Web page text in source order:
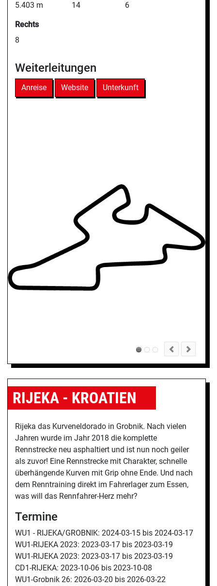
5.403 m 14 6
Rechts
8
Weiterleitungen
Anreise Website Unterkunft
RIJEKA - KROATIEN
Rijeka das Kurveneldorado in Grobnik. Nach vielen
Jahren wurde im Jahr 2018 die komplette
Rennstrecke neu asphaltiert und ist nun noch geiler
als zuvor! Eine Rennstrecke mit Charakter, schnelle
überhängende Kurven mit Grip ohne Ende. Und nach
dem Renntraining direkt im Fahrerlager zum Essen,
was will das Rennfahrer-Herz mehr?
Termine
WU1 - RIJEKA/GROBNIK: 2024-03-15 bis 2024-03-17
WU1-RIJEKA 2023: 2023-03-17 bis 2023-03-19
WU1-RIJEKA 2023: 2023-03-17 bis 2023-03-19
CD1-RIJEKA: 2023-10-06 bis 2023-10-08
WU1-Grobnik 26: 2026-03-20 bis 2026-03-22